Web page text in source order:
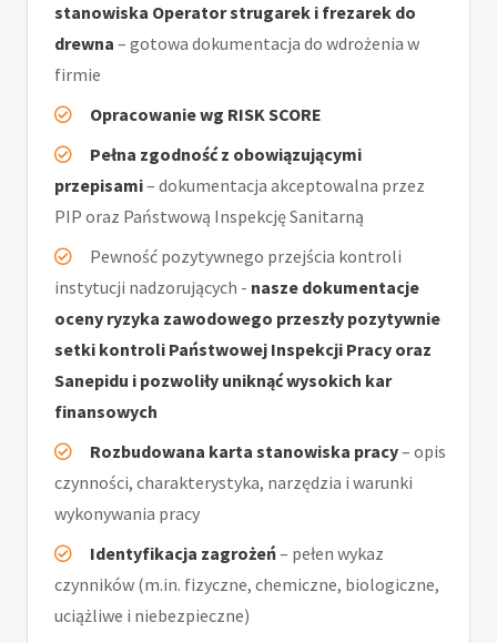
stanowiska Operator strugarek i frezarek do
drewna – gotowa dokumentacja do wdrożenia w
firmie
Opracowanie wg RISK SCORE
Pełna zgodność z obowiązującymi
przepisami– dokumentacja akceptowalna przez
PIP oraz Państwową Inspekcję Sanitarną
Pewność pozytywnego przejścia kontroli
instytucji nadzorujących - nasze dokumentacje
oceny ryzyka zawodowego przeszły pozytywnie
setki kontroli Państwowej Inspekcji Pracy oraz
Sanepidu i pozwoliły uniknąć wysokich kar
finansowych
Rozbudowana karta stanowiska pracy– opis
czynności, charakterystyka, narzędzia i warunki
wykonywania pracy
Identyfikacja zagrożeń– pełen wykaz
czynników (m.in. fizyczne, chemiczne, biologiczne,
uciążliwe i niebezpieczne)